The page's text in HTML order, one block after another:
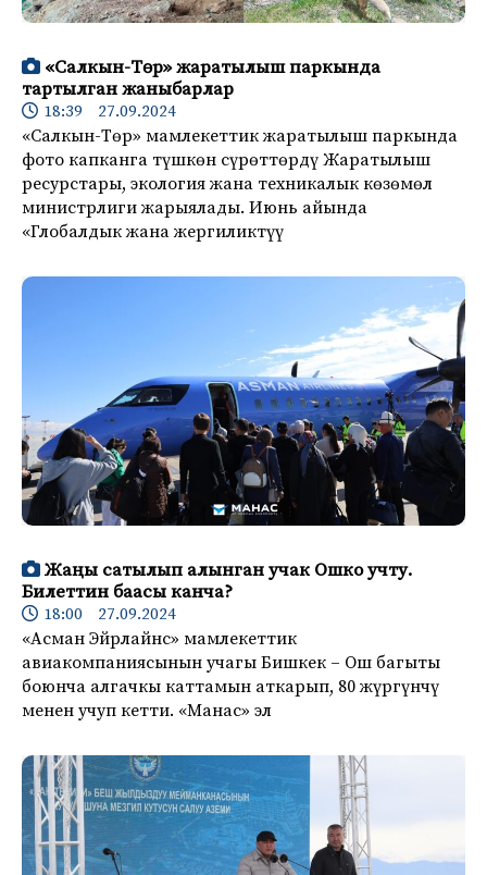
«Салкын-Төр» жаратылыш паркында
тартылган жаныбарлар
18:39 27.09.2024
«Салкын-Төр» мамлекеттик жаратылыш паркында
фото капканга түшкөн сүрөттөрдү Жаратылыш
ресурстары, экология жана техникалык көзөмөл
министрлиги жарыялады. Июнь айында
«Глобалдык жана жергиликтүү
Жаңы сатылып алынган учак Ошко учту.
Билеттин баасы канча?
18:00 27.09.2024
«Асман Эйрлайнс» мамлекеттик
авиакомпаниясынын учагы Бишкек – Ош багыты
боюнча алгачкы каттамын аткарып, 80 жүргүнчү
менен учуп кетти. «Манас» эл